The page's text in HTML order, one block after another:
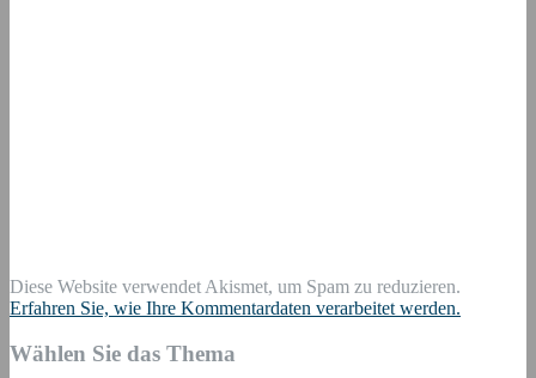
Diese Website verwendet Akismet, um Spam zu reduzieren.
Erfahren Sie, wie Ihre Kommentardaten verarbeitet werden.
Wählen Sie das Thema